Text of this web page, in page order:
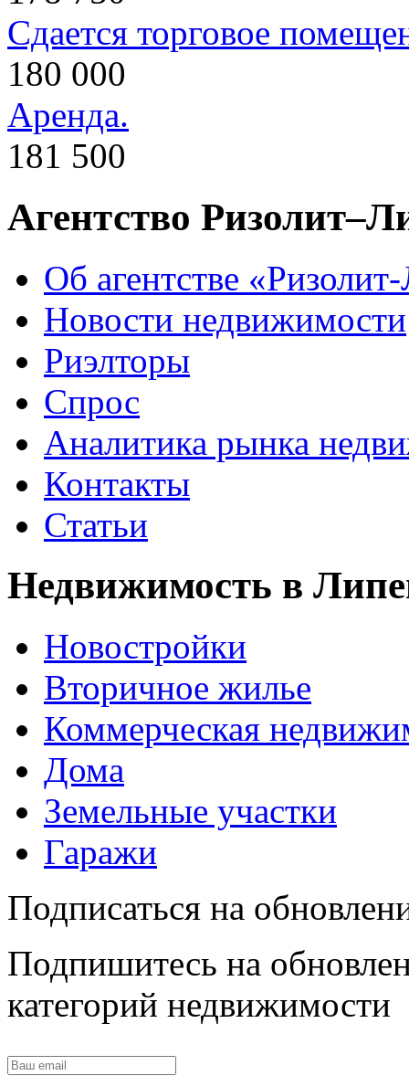
Сдается торговое
180 000
Аренда.
181 500
Агентство
Об агентстве
Новости недвижимости
Риэлторы
Спрос
Аналитика рынка
Контакты
Статьи
Недвижимость в
Новостройки
Вторичное жилье
Коммерческая
Дома
Земельные участки
Гаражи
Подписаться на
Подпишитесь на
категорий недвижимости